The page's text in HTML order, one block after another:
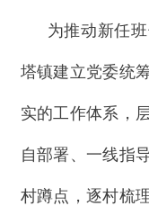
为推动新任
塔镇建立党委统
实的工作体系，
自部署、一线指
村蹲点，逐村梳